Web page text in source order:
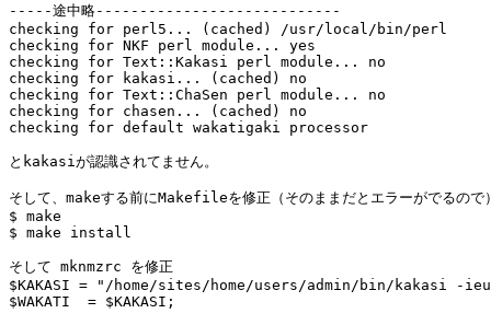
-----途中略----------------------------
checking for perl5... (cached) /usr/local/bin/perl
checking for NKF perl module... yes
checking for Text::Kakasi perl module... no
checking for kakasi... (cached) no
checking for Text::ChaSen perl module... no
checking for chasen... (cached) no
checking for default wakatigaki processor
とkakasiが認識されてません。
そして、makeする前にMakefileを修正（そのままだとエラーがでるので
$ make
$ make install
そして mknmzrc を修正
$KAKASI = "/home/sites/home/users/admin/bin/kakasi -
$WAKATI  = $KAKASI;